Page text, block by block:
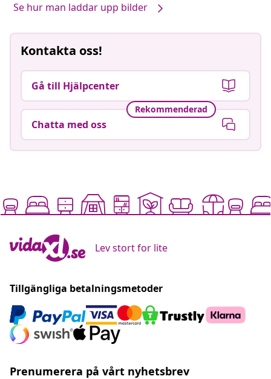
Se hur man laddar upp bilder
Kontakta oss!
Gå till Hjälpcenter
Rekommenderad
Chatta med oss
Lev stort for lite
Tillgängliga betalningsmetoder
Prenumerera på vårt nyhetsbrev